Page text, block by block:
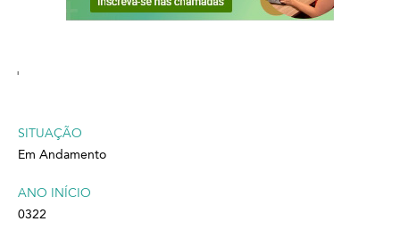
'
SITUAÇÃO
Em Andamento
ANO INÍCIO
0322